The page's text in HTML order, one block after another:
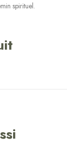
spirituel.